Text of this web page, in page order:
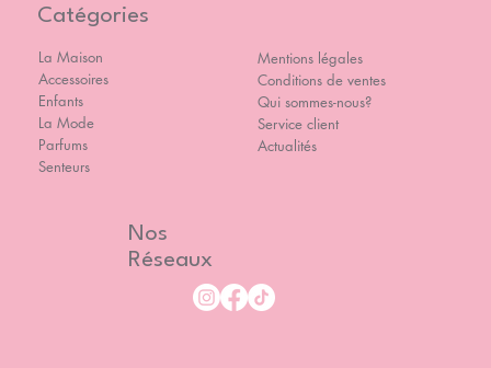
Catégories
La Maison
Accessoires
Enfants
La Mode
Parfums
Senteurs
Mentions légales
Conditions de ventes
Qui sommes-nous?
Service client
Actualités
Nos
Réseaux